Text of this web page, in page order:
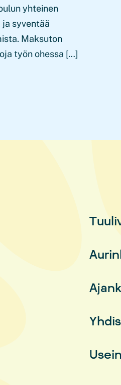
yhteinen
syventää
Maksuton
työn ohessa […]